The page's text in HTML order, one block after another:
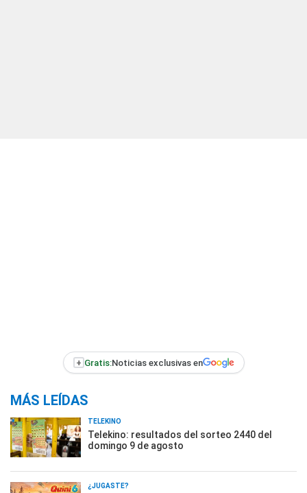
+ Gratis:Noticias exclusivas en
MÁS LEÍDAS
TELEKINO
Telekino: resultados del sorteo 2440 del
domingo 9 de agosto
¿JUGASTE?